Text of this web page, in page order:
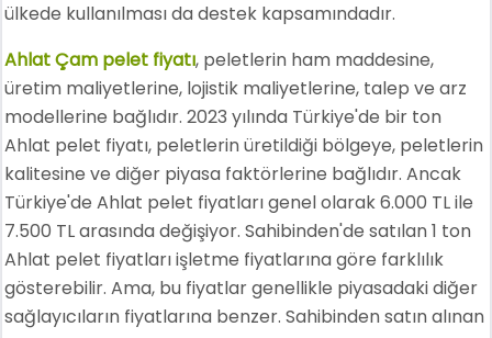
ülkede kullanılması da destek kapsamındadır.
Ahlat Çam pelet fiyatı, peletlerin ham maddesine,
üretim maliyetlerine, lojistik maliyetlerine, talep ve arz
modellerine bağlıdır. 2023 yılında Türkiye'de bir ton
Ahlat pelet fiyatı, peletlerin üretildiği bölgeye, peletlerin
kalitesine ve diğer piyasa faktörlerine bağlıdır. Ancak
Türkiye'de Ahlat pelet fiyatları genel olarak 6.000 TL ile
7.500 TL arasında değişiyor. Sahibinden'de satılan 1 ton
Ahlat pelet fiyatları işletme fiyatlarına göre farklılık
gösterebilir. Ama, bu fiyatlar genellikle piyasadaki diğer
sağlayıcıların fiyatlarına benzer. Sahibinden satın alınan